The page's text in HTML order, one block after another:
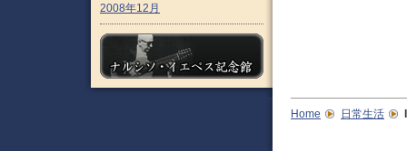
2008年12月
Home 日常生活